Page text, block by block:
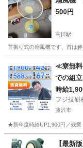
500円
高田駅
首振り式の扇風機です、首は
高田駅
≪寮無料
での組
時給
フジ技研
藤沢市
★新年度時給UP1,900円／残
神奈川 藤沢市 その他
【最新